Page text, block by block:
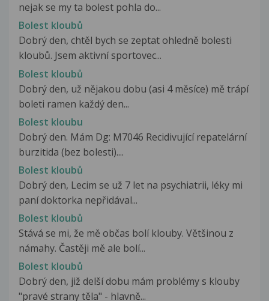
nejak se my ta bolest pohla do...
Bolest kloubů
Dobrý den, chtěl bych se zeptat ohledně bolesti
kloubů. Jsem aktivní sportovec...
Bolest kloubů
Dobrý den, už nějakou dobu (asi 4 měsíce) mě trápí
boleti ramen každý den...
Bolest kloubu
Dobrý den. Mám Dg: M7046 Recidivující repatelární
burzitida (bez bolesti)....
Bolest kloubů
Dobrý den, Lecim se už 7 let na psychiatrii, léky mi
paní doktorka nepřidával...
Bolest kloubů
Stává se mi, že mě občas bolí klouby. Většinou z
námahy. Častěji mě ale bolí...
Bolest kloubů
Dobrý den, již delší dobu mám problémy s klouby
"pravé strany těla" - hlavně...